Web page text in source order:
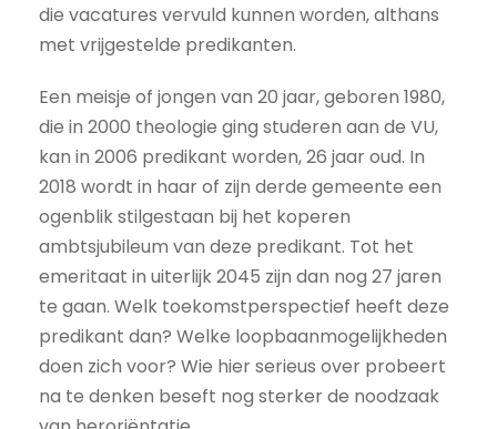
die vacatures vervuld kunnen worden, althans
met vrijgestelde predikanten.
Een meisje of jongen van 20 jaar, geboren 1980,
die in 2000 theologie ging studeren aan de VU,
kan in 2006 predikant worden, 26 jaar oud. In
2018 wordt in haar of zijn derde gemeente een
ogenblik stilgestaan bij het koperen
ambtsjubileum van deze predikant. Tot het
emeritaat in uiterlijk 2045 zijn dan nog 27 jaren
te gaan. Welk toekomstperspectief heeft deze
predikant dan? Welke loopbaanmogelijkheden
doen zich voor? Wie hier serieus over probeert
na te denken beseft nog sterker de noodzaak